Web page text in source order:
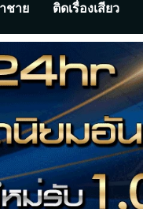
ชาย ติดเรื่องเสียว